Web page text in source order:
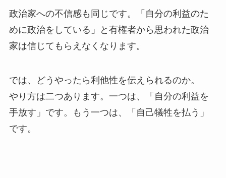
政治家への不信感も同じです。「自分の利益のた
めに政治をしている」と有権者から思われた政治
家は信じてもらえなくなります。
では、どうやったら利他性を伝えられるのか。
やり方は二つあります。一つは、「自分の利益を
手放す」です。もう一つは、「自己犠牲を払う」
です。